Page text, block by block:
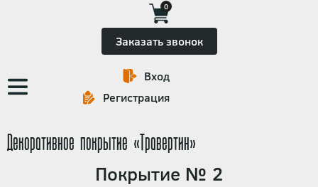
0
Заказать звонок
Основная
навигация
Вход
Регистрация
Декоративное покрытие «Травертин»
Покрытие № 2